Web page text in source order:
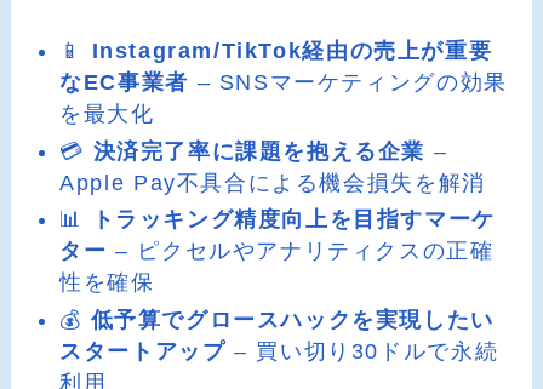
📱 Instagram/TikTok経由の売上が重要
なEC事業者 – SNSマーケティングの効果
を最大化
💳 決済完了率に課題を抱える企業 –
Apple Pay不具合による機会損失を解消
📊
トラッキング精度向上を目指すマーケ
ター – ピクセルやアナリティクスの正確
性を確保
💰 低予算でグロースハックを実現したい
スタートアップ– 買い切り30ドルで永続
利用